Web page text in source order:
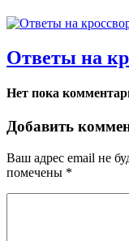
Ответы на
Нет пока
Добавить
Ваш адрес email не
помечены *